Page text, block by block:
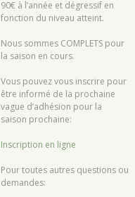
90€ à l’année et dégressif en
fonction du niveau atteint.
Nous sommes COMPLETS pour
la saison en cours.
Vous pouvez vous inscrire pour
être informé de la prochaine
vague d’adhésion pour la
saison prochaine:
Inscription en ligne
Pour toutes autres questions ou
demandes: